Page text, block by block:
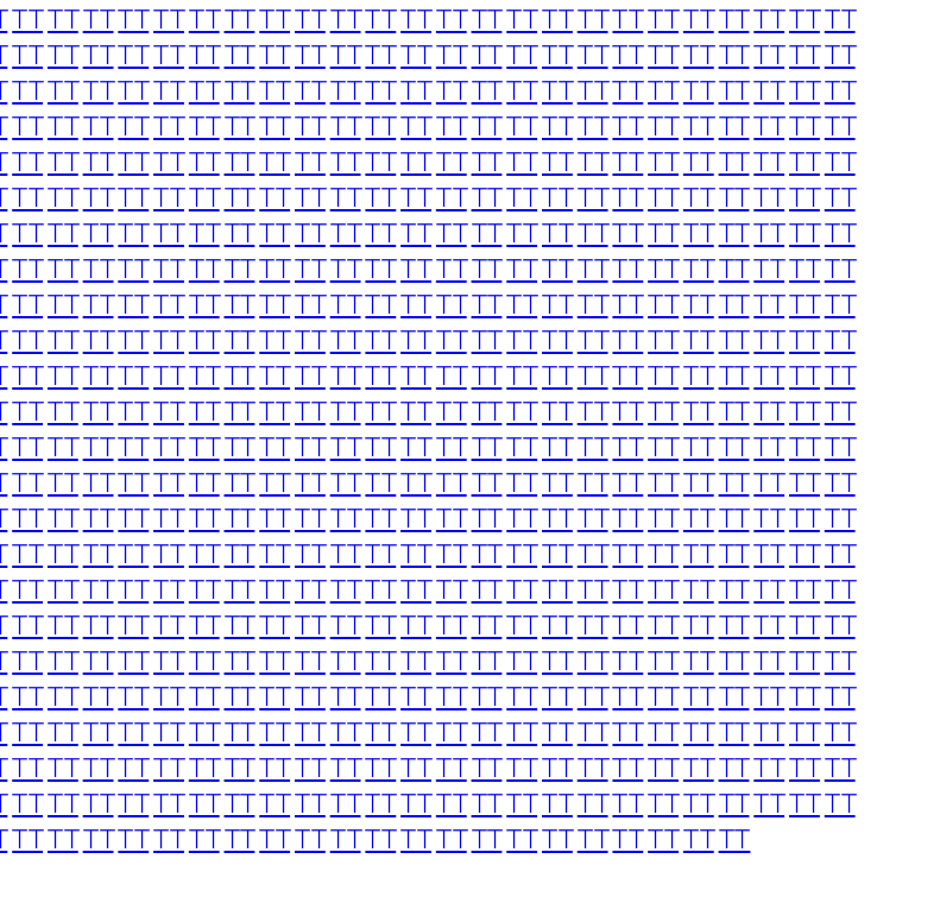
TTTTTTTTTTTTTTTTTTTTTTTTTTTTTTTTTTTTTTTTTTTTTTTT
TTTTTTTTTTTTTTTTTTTTTTTTTTTTTTTTTTTTTTTTTTTTTTTT
TTTTTTTTTTTTTTTTTTTTTTTTTTTTTTTTTTTTTTTTTTTTTTTT
TTTTTTTTTTTTTTTTTTTTTTTTTTTTTTTTTTTTTTTTTTTTTTTT
TTTTTTTTTTTTTTTTTTTTTTTTTTTTTTTTTTTTTTTTTTTTTTTT
TTTTTTTTTTTTTTTTTTTTTTTTTTTTTTTTTTTTTTTTTTTTTTTT
TTTTTTTTTTTTTTTTTTTTTTTTTTTTTTTTTTTTTTTTTTTTTTTT
TTTTTTTTTTTTTTTTTTTTTTTTTTTTTTTTTTTTTTTTTTTTTTTT
TTTTTTTTTTTTTTTTTTTTTTTTTTTTTTTTTTTTTTTTTTTTTTTT
TTTTTTTTTTTTTTTTTTTTTTTTTTTTTTTTTTTTTTTTTTTTTTTT
TTTTTTTTTTTTTTTTTTTTTTTTTTTTTTTTTTTTTTTTTTTTTTTT
TTTTTTTTTTTTTTTTTTTTTTTTTTTTTTTTTTTTTTTTTTTTTTTT
TTTTTTTTTTTTTTTTTTTTTTTTTTTTTTTTTTTTTTTTTTTTTTTT
TTTTTTTTTTTTTTTTTTTTTTTTTTTTTTTTTTTTTTTTTTTTTTTT
TTTTTTTTTTTTTTTTTTTTTTTTTTTTTTTTTTTTTTTTTTTTTTTT
TTTTTTTTTTTTTTTTTTTTTTTTTTTTTTTTTTTTTTTTTTTTTTTT
TTTTTTTTTTTTTTTTTTTTTTTTTTTTTTTTTTTTTTTTTTTTTTTT
TTTTTTTTTTTTTTTTTTTTTTTTTTTTTTTTTTTTTTTTTTTTTTTT
TTTTTTTTTTTTTTTTTTTTTTTTTTTTTTTTTTTTTTTTTTTTTTTT
TTTTTTTTTTTTTTTTTTTTTTTTTTTTTTTTTTTTTTTTTTTTTTTT
TTTTTTTTTTTTTTTTTTTTTTTTTTTTTTTTTTTTTTTTTTTTTTTT
TTTTTTTTTTTTTTTTTTTTTTTTTTTTTTTTTTTTTTTTTTTTTTTT
TTTTTTTTTTTTTTTTTTTTTTTTTTTTTTTTTTTTTTTTTTTTTTTT
TTTTTTTTTTTTTTTTTTTTTTTTTTTTTTTTTTTTTTTTTT